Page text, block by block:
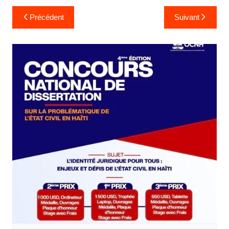
Navigation
de
l’article
Précédent Suivant